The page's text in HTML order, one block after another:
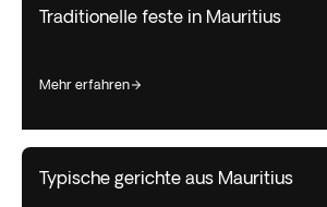
Traditionelle feste in Mauritius
mehr erfahren
Typische gerichte aus Mauritius